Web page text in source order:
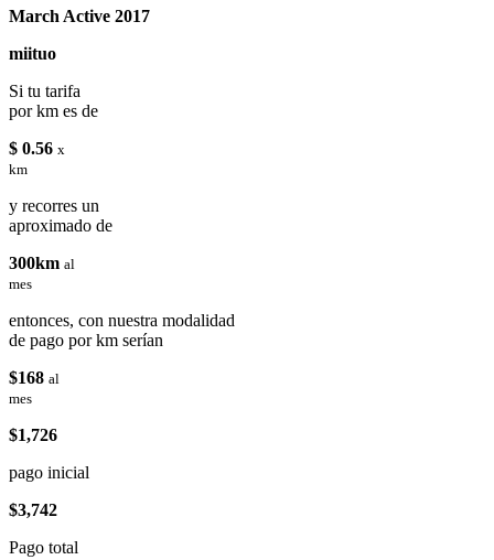
March Active 2017
miituo
Si tu tarifa
por km es de
$ 0.56 x
km
y recorres un
aproximado de
300km al
mes
entonces, con nuestra modalidad
de pago por km serían
$168 al
mes
$1,726
pago inicial
$3,742
Pago total